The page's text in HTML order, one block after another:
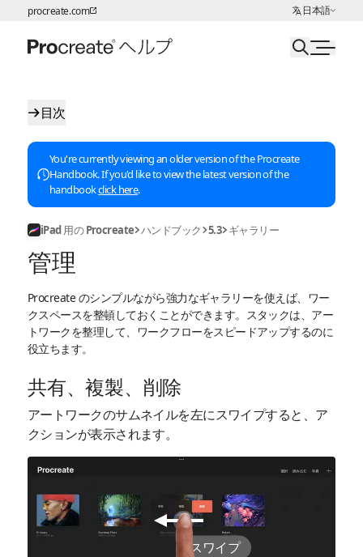
ページコンテンツへスキップ
procreate.com 日本語
言語の選択:
目次
You're currently viewing an older version of the Procreate
Handbook. If you'd like to view the latest version of the
handbookclick here.
iPad 用の Procreate ハンドブック 5.3 ギャラリー
管理
Procreate のシンプルながら強力なギャラリーを使えば、ワー
クスペースを整頓しておくことができます。スタックは、アー
トワークを整理して、ワークフローをスピードアップするのに
役立ちます。
共有、複製、削除
アートワークのサムネイルを左にスワイプすると、ア
クションが表示されます。
スワイプ